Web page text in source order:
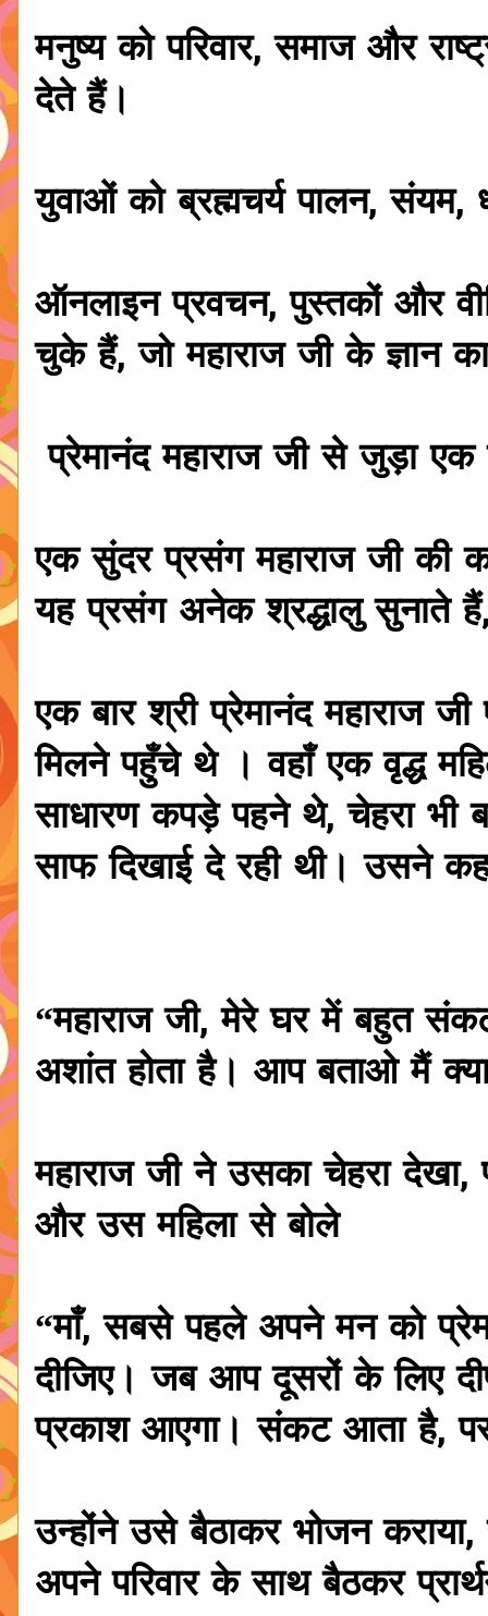
मनुष्य को परिवार, समाज और
देते हैं।
युवाओं को ब्रह्मचर्य पालन,
ऑनलाइन प्रवचन, पुस्तकों और
चुके हैं, जो महाराज जी के ज्ञान
प्रेमानंद महाराज जी से जुड़ा
एक सुंदर प्रसंग महाराज जी की
यह प्रसंग अनेक श्रद्धालु सुनाते
एक बार श्री प्रेमानंद महाराज
मिलने पहुँचे थे । वहाँ एक वृद्ध
साधारण कपड़े पहने थे, चेहरा
साफ दिखाई दे रही थी। उसने
“महाराज जी, मेरे घर में बहुत
अशांत होता है। आप बताओ मैं
महाराज जी ने उसका चेहरा देखा,
और उस महिला से बोले
“माँ, सबसे पहले अपने मन को
दीजिए। जब आप दूसरों के लिए
प्रकाश आएगा। संकट आता है,
उन्होंने उसे बैठाकर भोजन
अपने परिवार के साथ बैठकर